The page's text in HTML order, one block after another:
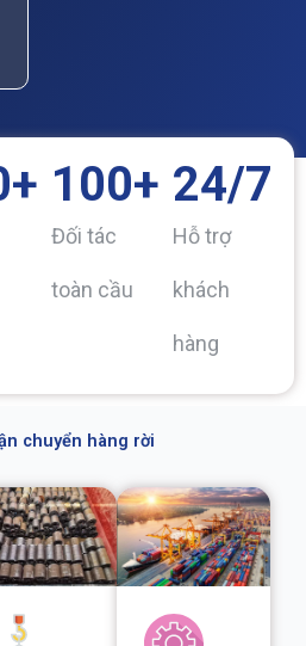
+
Đối tác
toàn cầu
100+
Hỗ trợ
khách
hàng
24/7
chuyển hàng rời